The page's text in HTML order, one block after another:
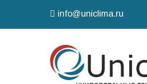
info@uniclima.ru